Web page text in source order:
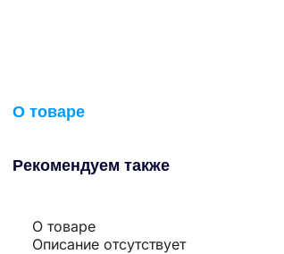
О товаре
Рекомендуем также
О товаре
Описание отсутствует